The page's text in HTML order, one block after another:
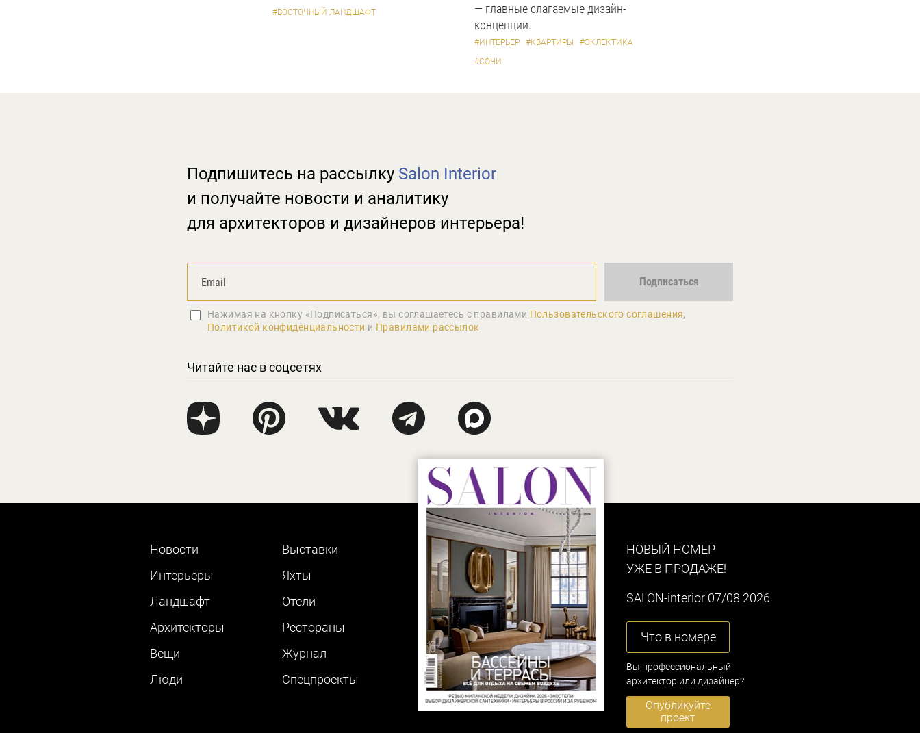
#ВОСТОЧНЫЙ ЛАНДШАФТ
— главные слагаемые дизайн-
концепции.
#ИНТЕРЬЕР #КВАРТИРЫ
#ЭКЛЕКТИКА
#СОЧИ
Подпишитесь на рассылку Salon Interior
и получайте новости и аналитику
для архитекторов и дизайнеров интерьера!
Подписаться
Нажимая на кнопку «Подписаться», вы соглашаетеcь с правилами Пользовательского соглашения,
Политикой конфиденциальности и Правилами рассылок
Читайте нас в соцсетях
Новости
Интерьеры
Ландшафт
Архитекторы
Вещи
Люди
Выставки
Яхты
Отели
Рестораны
Журнал
Cпецпроекты
НОВЫЙ НОМЕР
УЖЕ В ПРОДАЖЕ!
SALON-interior 07/08 2026
Что в номере
Вы профессиональный
архитектор или дизайнер?
Опубликуйте
проект